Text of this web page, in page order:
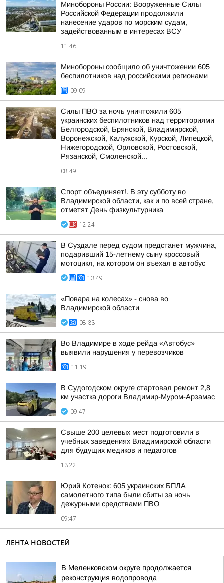
Минобороны России: Вооруженные Силы
Российской Федерации продолжили
нанесение ударов по морским судам,
задействованным в интересах ВСУ
11:46
Минобороны сообщило об уничтожении 605
беспилотников над российскими регионами
09:09
Силы ПВО за ночь уничтожили 605
украинских беспилотников над территориями
Белгородской, Брянской, Владимирской,
Воронежской, Калужской, Курской, Липецкой,
Нижегородской, Орловской, Ростовской,
Рязанской, Смоленской...
08:49
Спорт объединяет!. В эту субботу во
Владимирской области, как и по всей стране,
отметят День физкультурника
12:24
В Суздале перед судом предстанет мужчина,
подаривший 15-летнему сыну кроссовый
мотоцикл, на котором он въехал в автобус
13:49
«Повара на колесах» - снова во
Владимирской области
08:33
Во Владимире в ходе рейда «Автобус»
выявили нарушения у перевозчиков
11:19
В Судогодском округе стартовал ремонт 2,8
км участка дороги Владимир-Муром-Арзамас
09:47
Свыше 200 целевых мест подготовили в
учебных заведениях Владимирской области
для будущих медиков и педагогов
13:22
Юрий Котенок: 605 украинских БПЛА
самолетного типа были сбиты за ночь
дежурными средствами ПВО
09:47
ЛЕНТА НОВОСТЕЙ
В Меленковском округе продолжается
реконструкция водопровода